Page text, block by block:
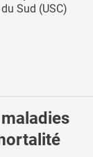
Sud (USC)